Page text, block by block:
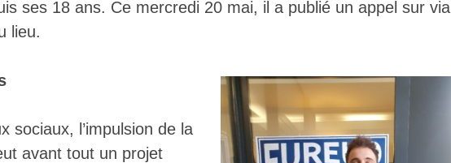
ses 18 ans. Ce mercredi 20 mai, il a publié un appel sur via
lieu.
sociaux, l’impulsion de la
avant tout un projet